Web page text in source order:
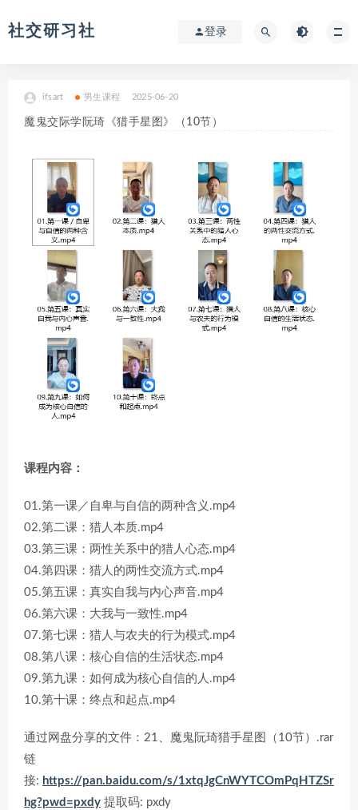
社交研习社 登录
ifsart 男生课程 2025-06-20
魔鬼交际学阮琦《猎手星图》（10节）
课程内容：
01.第一课／自卑与自信的两种含义.mp4
02.第二课：猎人本质.mp4
03.第三课：两性关系中的猎人心态.mp4
04.第四课：猎人的两性交流方式.mp4
05.第五课：真实自我与内心声音.mp4
06.第六课：大我与一致性.mp4
07.第七课：猎人与农夫的行为模式.mp4
08.第八课：核心自信的生活状态.mp4
09.第九课：如何成为核心自信的人.mp4
10.第十课：终点和起点.mp4
通过网盘分享的文件：21、魔鬼阮琦猎手星图（10节）.rar
链
接: https://pan.baidu.com/s/1xtqJgCnWYTCOmPqHTZSr
hg?pwd=pxdy 提取码: pxdy